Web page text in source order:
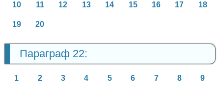
10 11 12 13 14 15 16 17 18
19 20
Параграф 22:
1 2 3 4 5 6 7 8 9